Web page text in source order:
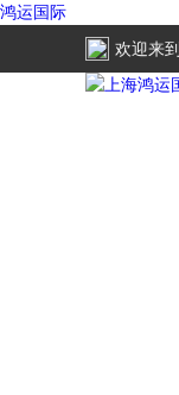
鸿运国际
欢迎来到